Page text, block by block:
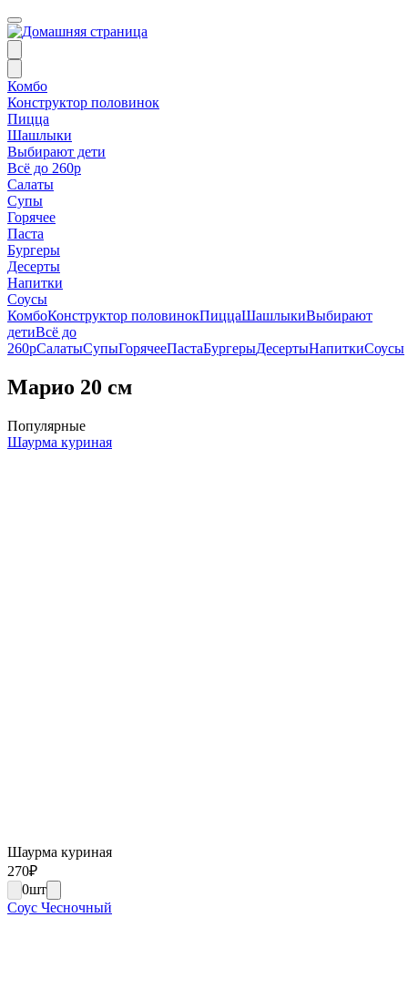
Комбо
Конструктор половинок
Пицца
Шашлыки
Выбирают дети
Всё до 260р
Салаты
Супы
Горячее
Паста
Бургеры
Десерты
Напитки
Соусы
КомбоКонструктор половинокПиццаШашлыкиВыбирают
детиВсё до
260рСалатыСупыГорячееПастаБургерыДесертыНапиткиСоусы
Марио 20 см
Популярные
Шаурма куриная
Шаурма куриная
270₽
0шт
Соус Чесночный